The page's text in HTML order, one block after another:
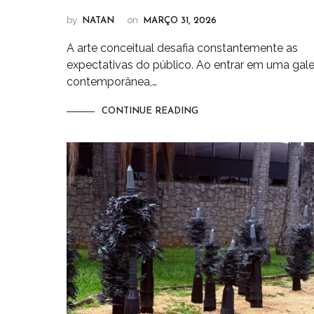
by NATAN on MARÇO 31, 2026
A arte conceitual desafia constantemente as
expectativas do público. Ao entrar em uma
contemporânea,…
CONTINUE READING